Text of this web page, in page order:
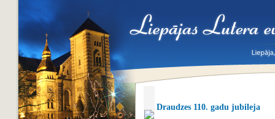
Draudzes 110. gadu jubileja